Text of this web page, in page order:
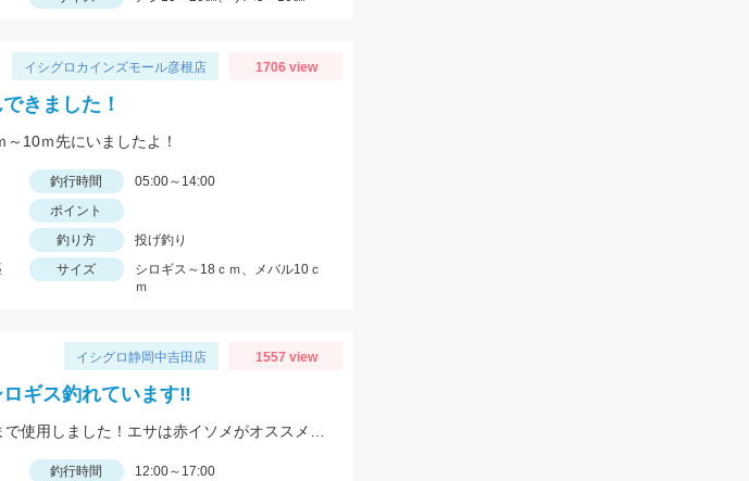
イシグロカインズモール彦根店 1706 view
きました！
10ｍ先にいましたよ！
釣行時間
05:00～14:00
ポイント
釣り方
投げ釣り
サイズ
シロギス～18ｃｍ、メバル10ｃ
ｍ
イシグロ静岡中吉田店 1557 view
ギス釣れています‼
釣行時間 12:00～17:00